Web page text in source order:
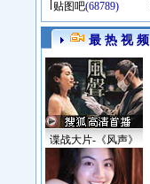
贴图吧(68789)
最 热 视 频
谍战大片-《风声》